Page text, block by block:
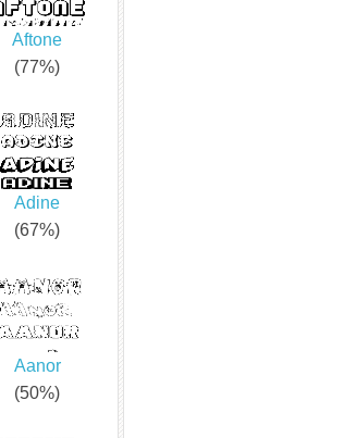
Aftone
(77%)
Adine
(67%)
Aanor
(50%)